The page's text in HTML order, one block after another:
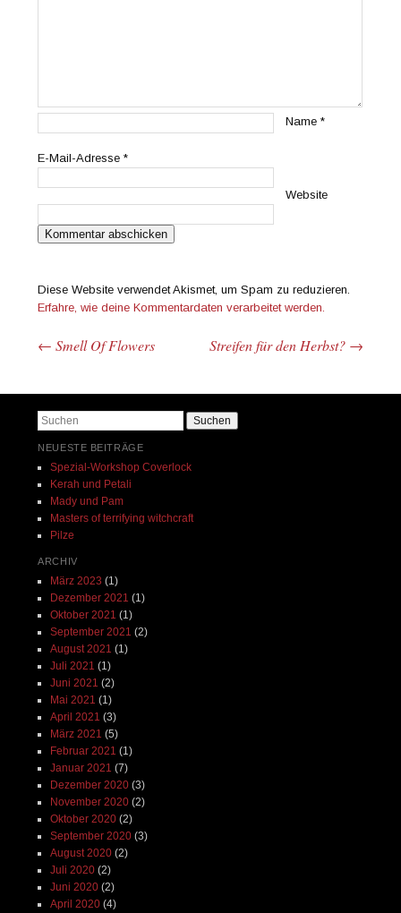
Name*
E-Mail-Adresse*
Website
Diese Website verwendet Akismet, um Spam zu reduzieren.
Erfahre, wie deine Kommentardaten verarbeitet werden.
Beitrags-Navigation
← Smell Of Flowers Streifen für den Herbst? →
Suchen
NEUESTE BEITRÄGE
Spezial-Workshop Coverlock
Kerah und Petali
Mady und Pam
Masters of terrifying witchcraft
Pilze
ARCHIV
März 2023 (1)
Dezember 2021 (1)
Oktober 2021 (1)
September 2021 (2)
August 2021 (1)
Juli 2021 (1)
Juni 2021 (2)
Mai 2021 (1)
April 2021 (3)
März 2021 (5)
Februar 2021 (1)
Januar 2021 (7)
Dezember 2020(3)
November 2020(2)
Oktober 2020(2)
September 2020(3)
August 2020(2)
Juli 2020(2)
Juni 2020(2)
April 2020(4)